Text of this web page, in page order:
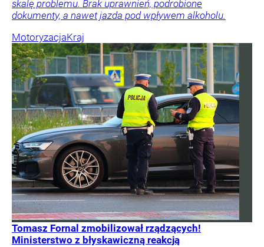
skalę problemu. Brak uprawnień, podrobione
dokumenty, a nawet jazda pod wpływem alkoholu.
MotoryzacjaKraj
Tomasz Fornal zmobilizował rządzących!
Ministerstwo z błyskawiczną reakcją